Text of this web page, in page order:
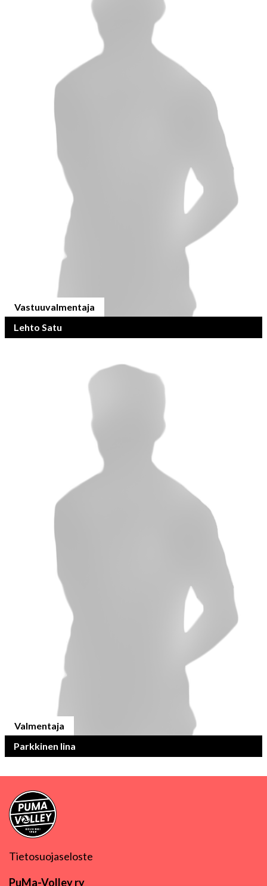
Vastuuvalmentaja
Lehto Satu
Valmentaja
Parkkinen Iina
Tietosuojaseloste
PuMa-Volley ry